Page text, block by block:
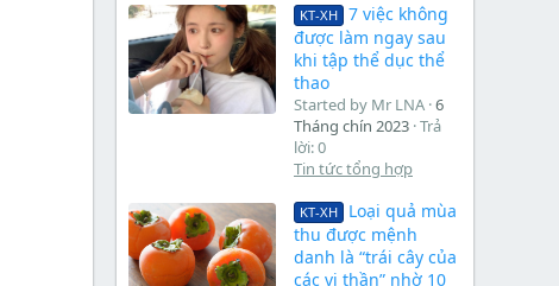
KT-XH
7 việc không
được làm ngay sau
khi tập thể dục thể
thao
Started by Mr LNA 6
Tháng chín 2023 Trả
lời: 0
Tin tức tổng hợp
KT-XH
Loại quả mùa
thu được mệnh
danh là “trái cây của
các vị thần” nhờ 10